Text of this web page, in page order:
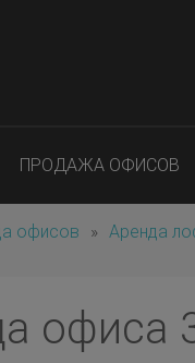
ПРОДАЖА ОФИСОВ
офисов » Аренда
офиса